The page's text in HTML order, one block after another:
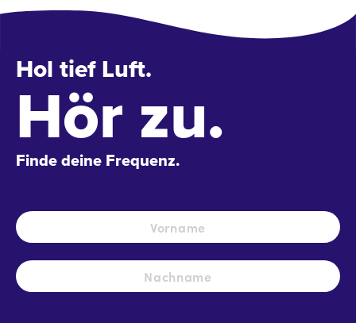
Hol tief Luft.
Hör zu.
Finde deine Frequenz.
Name *